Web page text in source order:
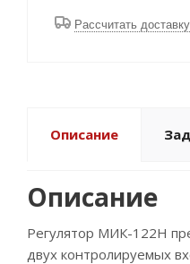
Рассчитать доставку
Описание
Описание
Регулятор МИК-122Н
двух контролируемых